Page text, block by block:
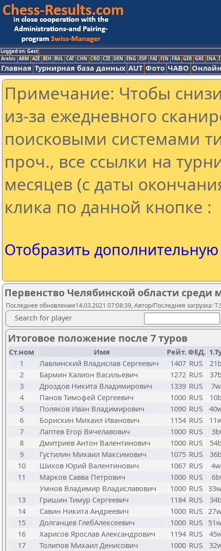
Logged on: Gast
Arabic ARM AZE BIH BUL CAT CHN CRO CZE DEN ENG ESP FAI FIN FRA GER GRE INA
Главная Турнирная база данных AUT Фото ЧАВО
Примечание: Чтобы
из-за ежедневного
поисковыми системами
проч., все ссылки на
месяцев (с даты
клика по данной кнопке :
Отобразить
Первенство Челябинской области среди
Последнее обновление14.03.2021 07:08:39, Автор/Последняя загрузка:
Search for player
Итоговое положение после 7 туров
Ст.ном Имя Рейт.ФЕД.
1
Лавлинский Владислав Сергеевич 1407 RUS
2
Бармин Калион Васильевич 1272 RUS
3
Дроздов Никита Владимирович 1339 RUS
4
Панов Тимофей Сергеевич 1000 RUS
5
Поляков Иван Владимирович 1090 RUS
6
Борискин Михаил Иванович 1154 RUS
7
Лаптев Егор Вячелавович 1000 RUS
8
Дмитриев Антон Валентинович 1000 RUS
9
Густилин Михаил Максимович 1075 RUS
10
Шихов Юрий Валентинович 1067 RUS
11
Марков Савва Петрович 1000 RUS
Умнов Владимир Владиславович
1000 RUS
13
Гришин Тимур Сергеевич 1184 RUS
14
Савин Никита Андреевич 1000 RUS
15
Долганцев ГлебАлексеевич 1000 RUS
16
Харисов Ярослав Александрович 1194 RUS
17
Толипов Михаил Денисович 1000 RUS